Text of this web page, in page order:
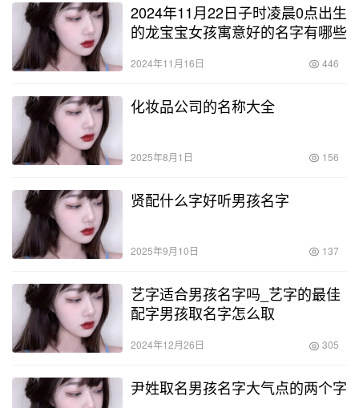
2024年11月22日子时凌晨0点出生
的龙宝宝女孩寓意好的名字有哪些
2024年11月16日 446
化妆品公司的名称大全
2025年8月1日 156
贤配什么字好听男孩名字
2025年9月10日 137
艺字适合男孩名字吗_艺字的最佳
配字男孩取名字怎么取
2024年12月26日 305
尹姓取名男孩名字大气点的两个字